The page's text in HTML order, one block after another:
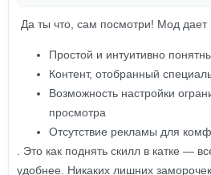
Да ты что, сам посмотри! Мод дает
Простой и интуитивно
Контент, отобранный
Возможность настройки
просмотра
Отсутствие рекламы для
. Это как поднять скилл в катке —
удобнее. Никаких лишних